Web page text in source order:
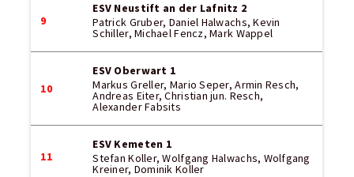
9
ESV Neustift an der Lafnitz 2
Patrick Gruber, Daniel Halwachs, Kevin
Schiller, Michael Fencz, Mark Wappel
10
ESV Oberwart 1
Markus Greller, Mario Seper, Armin Resch,
Andreas Eiter, Christian jun. Resch,
Alexander Fabsits
11
ESV Kemeten 1
Stefan Koller, Wolfgang Halwachs, Wolfgang
Kreiner, Dominik Koller